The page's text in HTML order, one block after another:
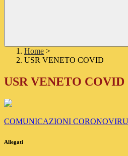
Home >
USR VENETO COVID
USR VENETO COVID
COMUNICAZIONI
Allegati